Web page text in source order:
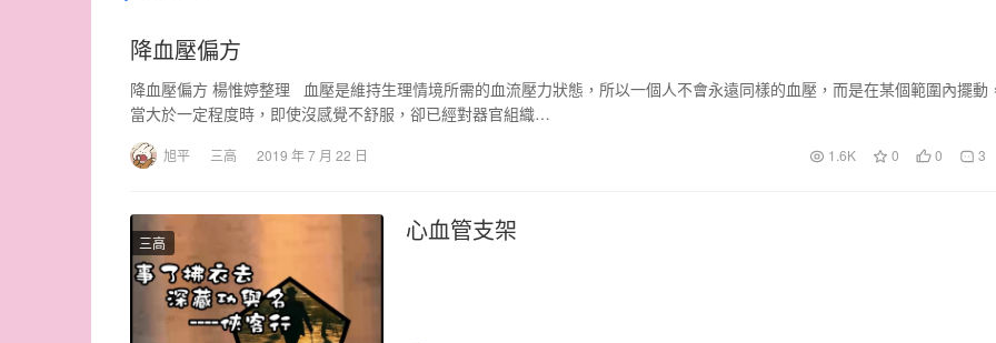
降血壓偏方
降血壓偏方 楊惟婷整理 血壓是維持生理情境所需的血流壓力狀態，所以一個人不會永遠同樣的血壓，而是在某個範圍內擺動
當大於一定程度時，即使沒感覺不舒服，卻已經對器官組織…
旭平 三高 2019 年 7 月 22 日 1.6K 0 0 3
三高 心血管支架